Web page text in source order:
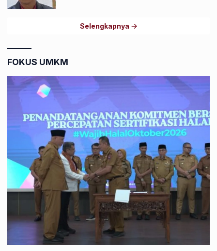
Selengkapnya
FOKUS UMKM